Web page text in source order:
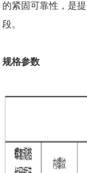
的紧固可靠性，是
段。
规格参数